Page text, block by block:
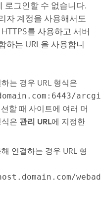
로그인할 수 없습니다.
자 계정을 사용해서도
를 사용하고 서버
하는 URL을 사용합니
는 경우 URL 형식은
할 때 사이트에 여러 머
은 관리 URL에 지정한
연결하는 경우 URL 형